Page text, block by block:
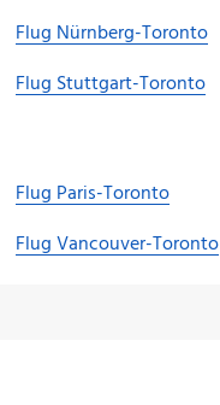
Flug Nürnberg-Toronto
Flug Stuttgart-Toronto
Flug Paris-Toronto
Flug Vancouver-Toronto